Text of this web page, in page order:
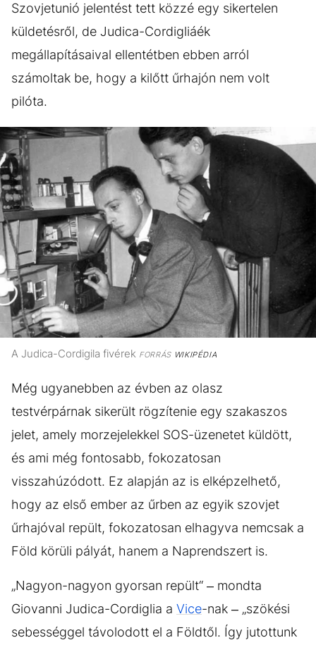
Szovjetunió jelentést tett közzé egy sikertelen
küldetésről, de Judica-Cordigliáék
megállapításaival ellentétben ebben arról
számoltak be, hogy a kilőtt űrhajón nem volt
pilóta.
A Judica-Cordigila fivérek FORRÁSWIKIPÉDIA
Még ugyanebben az évben az olasz
testvérpárnak sikerült rögzítenie egy szakaszos
jelet, amely morzejelekkel SOS-üzenetet küldött,
és ami még fontosabb, fokozatosan
visszahúzódott. Ez alapján az is elképzelhető,
hogy az első ember az űrben az egyik szovjet
űrhajóval repült, fokozatosan elhagyva nemcsak a
Föld körüli pályát, hanem a Naprendszert is.
„Nagyon-nagyon gyorsan repült“ – mondta
Giovanni Judica-Cordiglia a Vice-nak – „szökési
sebességgel távolodott el a Földtől. Így jutottunk